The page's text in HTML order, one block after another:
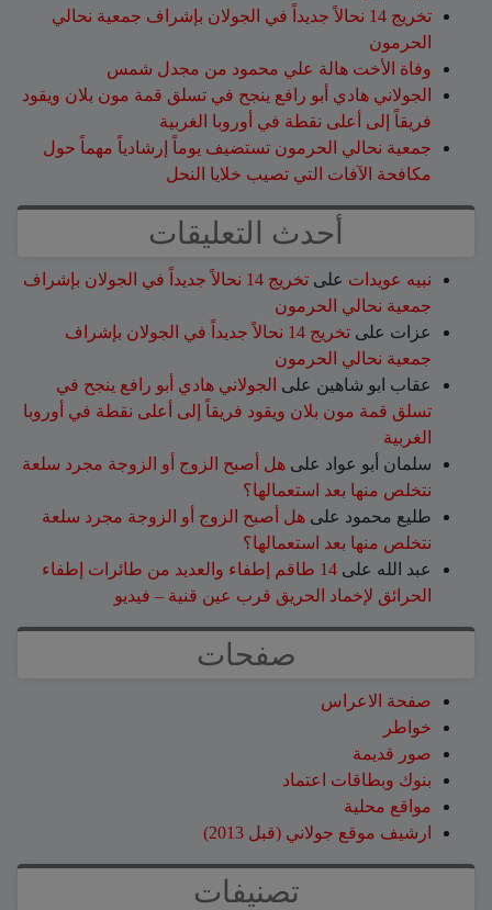
تخريج 14 نحالاً جديداً في الجولان بإشراف جمعية نحالي
الحرمون
وفاة الأخت هالة علي محمود من مجدل شمس
الجولاني هادي أبو رافع ينجح في تسلق قمة مون بلان ويقود
فريقاً إلى أعلى نقطة في أوروبا الغربية
جمعية نحالي الحرمون تستضيف يوماً إرشادياً مهماً حول
مكافحة الآفات التي تصيب خلايا النحل
أحدث التعليقات
نبيه عويدات على
تخريج 14 نحالاً جديداً في الجولان بإشراف
جمعية نحالي الحرمون
عزات على
تخريج 14 نحالاً جديداً في الجولان بإشراف
جمعية نحالي الحرمون
عقاب ابو شاهين على الجولاني هادي أبو رافع ينجح في
تسلق قمة مون بلان ويقود فريقاً إلى أعلى نقطة في أوروبا
الغربية
سلمان أبو عواد على هل أصبح الزوج أو الزوجة مجرد سلعة
نتخلص منها بعد استعمالها؟
طليع محمود على هل أصبح الزوج أو الزوجة مجرد سلعة
نتخلص منها بعد استعمالها؟
عبد الله على
14 طاقم إطفاء والعديد من طائرات إطفاء
الحرائق لإخماد الحريق قرب عين قنية – فيديو
صفحات
صفحة الاعراس
خواطر
صور قديمة
بنوك وبطاقات اعتماد
مواقع محلية
ارشيف موقع جولاني (قبل 2013)
تصنيفات